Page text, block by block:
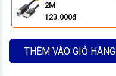
2M
123.000đ
THÊM VÀO GIỎ HÀNG